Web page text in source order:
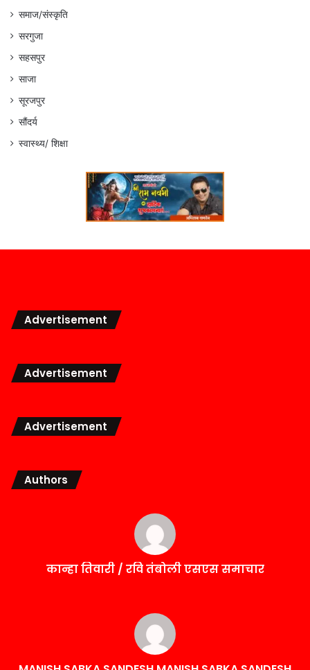
समाज/संस्कृति
सरगुजा
सहसपुर
साजा
सूरजपुर
सौंदर्य
स्वास्थ्य/ शिक्षा
Advertisement
Advertisement
Advertisement
Authors
कान्हा तिवारी / रवि तंबोली एसएस समाचार